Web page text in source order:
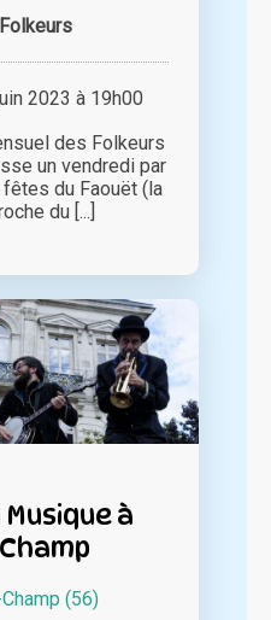
2023 à 19h00
des Folkeurs
un vendredi par
du Faouët (la
du [...]
à
(56)